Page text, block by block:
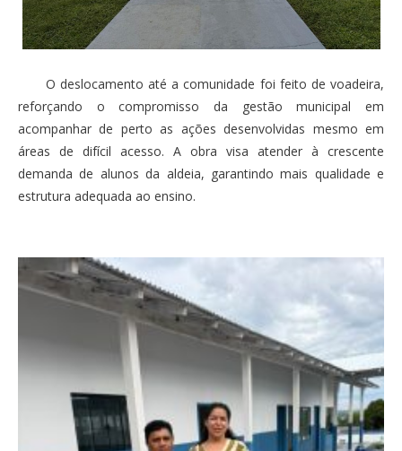
O deslocamento até a comunidade foi feito de voadeira,
reforçando o compromisso da gestão municipal em
acompanhar de perto as ações desenvolvidas mesmo em
áreas de difícil acesso. A obra visa atender à crescente
demanda de alunos da aldeia, garantindo mais qualidade e
estrutura adequada ao ensino.